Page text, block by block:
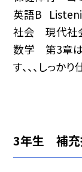
英語B
社会 現代社
数学 第3章は
す、、、しっか
3年生 補充